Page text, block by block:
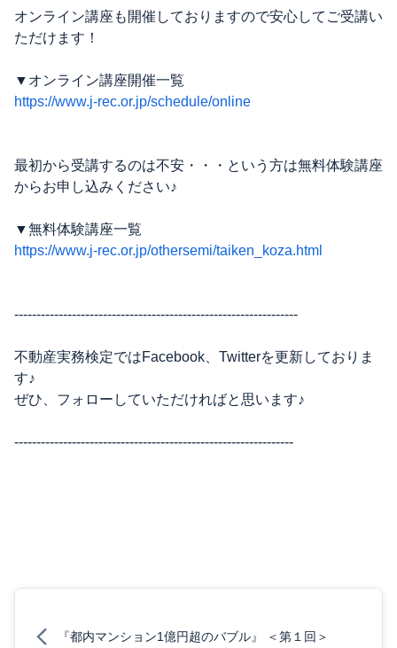
オンライン講座も開催しておりますので安心してご受講い
ただけます！
▼オンライン講座開催一覧
https://www.j-rec.or.jp/schedule/online
最初から受講するのは不安・・・という方は無料体験講座
からお申し込みください♪
▼無料体験講座一覧
https://www.j-rec.or.jp/othersemi/taiken_koza.html
----------------------------------------------------------------
不動産実務検定ではFacebook、Twitterを更新しておりま
す♪
ぜひ、フォローしていただければと思います♪
---------------------------------------------------------------
『都内マンション1億円超のバブル』 ＜第１回＞